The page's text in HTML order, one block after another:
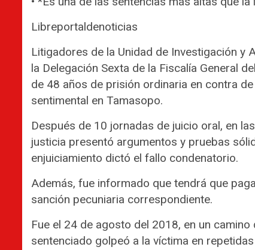
Libreportaldenoticias
Litigadores de la Unidad de Investigación y
la Delegación Sexta de la Fiscalía General
de 48 años de prisión ordinaria en contra
sentimental en Tamasopo.
Después de 10 jornadas de juicio oral, en
justicia presentó argumentos y pruebas
enjuiciamiento dictó el fallo condenatorio.
Además, fue informado que tendrá que
sanción pecuniaria correspondiente.
Fue el 24 de agosto del 2018, en un
sentenciado golpeó a la víctima en